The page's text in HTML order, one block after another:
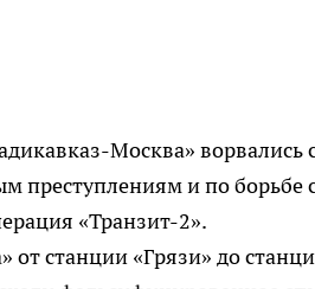
Москва» ворвались
преступлениям и по борьбе
«Транзит-2».
от станции «Грязи» до